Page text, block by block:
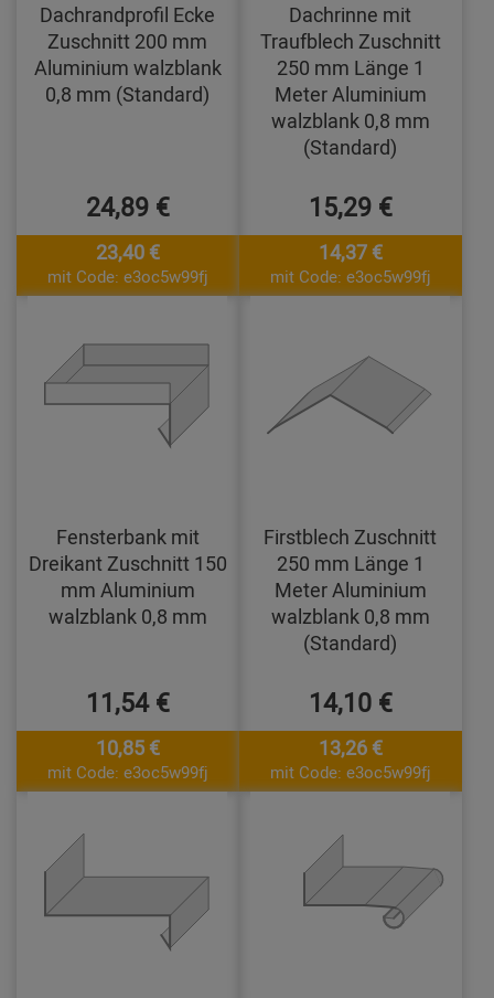
Dachrandprofil Ecke
Zuschnitt 200 mm
Aluminium walzblank
0,8 mm (Standard)
24,89 €
23,40 €
mit Code: e3oc5w99fj
Dachrinne mit
Traufblech Zuschnitt
250 mm Länge 1
Meter Aluminium
walzblank 0,8 mm
(Standard)
15,29 €
14,37 €
mit Code: e3oc5w99fj
Fensterbank mit
Dreikant Zuschnitt 150
mm Aluminium
walzblank 0,8 mm
11,54 €
10,85 €
mit Code: e3oc5w99fj
Firstblech Zuschnitt
250 mm Länge 1
Meter Aluminium
walzblank 0,8 mm
(Standard)
14,10 €
13,26 €
mit Code: e3oc5w99fj